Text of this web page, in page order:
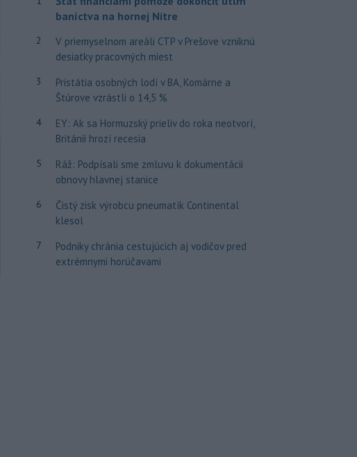
baníctva na hornej Nitre
2
V priemyselnom areáli CTP v Prešove vzniknú
desiatky pracovných miest
3
Pristátia osobných lodí v BA, Komárne a
Štúrove vzrástli o 14,5 %
4
EY: Ak sa Hormuzský prieliv do roka neotvorí,
Británii hrozí recesia
5
Ráž: Podpísali sme zmluvu k dokumentácii
obnovy hlavnej stanice
6
Čistý zisk výrobcu pneumatík Continental
klesol
7
Podniky chránia cestujúcich aj vodičov pred
extrémnymi horúčavami